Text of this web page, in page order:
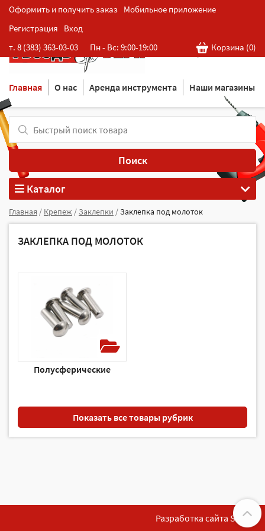
Оформить и получить заказ Мобильное приложение
Регистрация
Вход
т. 8 (383) 363-03-03
Пн - Вс: 9:00-19:00 Корзина (0)
Розничная cеть магазинов
в Новосибирске
Главная О нас Аренда инструмента Наши магазины
Поиск
Каталог
Главная / Крепеж /Заклепки /Заклепка под молоток
ЗАКЛЕПКА ПОД МОЛОТОК
Полусферические
Показать все товары рубрик
Разработка сайта SoftF1